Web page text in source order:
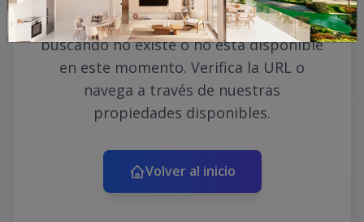
Lo sentimos, la propiedad que estás
buscando no existe o no está disponible
en este momento. Verifica la URL o
navega a través de nuestras
propiedades disponibles.
Volver al inicio